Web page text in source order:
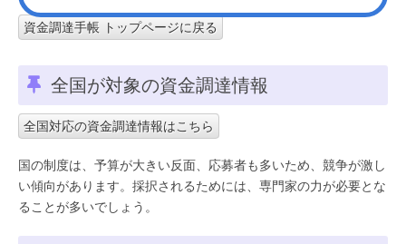
資金調達手帳 トップページに戻る
全国が対象の資金調達情報
全国対応の資金調達情報はこちら
国の制度は、予算が大きい反面、応募者も多いため、競争が激し
い傾向があります。採択されるためには、専門家の力が必要とな
ることが多いでしょう。